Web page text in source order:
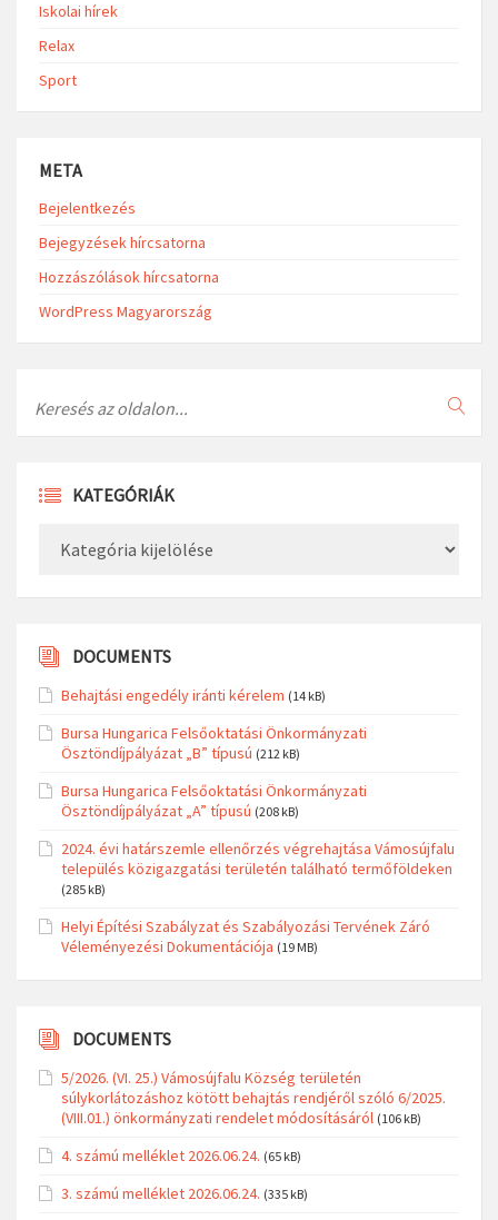
Iskolai hírek
Relax
Sport
META
Bejelentkezés
Bejegyzések hírcsatorna
Hozzászólások hírcsatorna
WordPress Magyarország
KATEGÓRIÁK
DOCUMENTS
Behajtási engedély iránti kérelem (14 kB)
Bursa Hungarica Felsőoktatási Önkormányzati
Ösztöndíjpályázat „B” típusú (212 kB)
Bursa Hungarica Felsőoktatási Önkormányzati
Ösztöndíjpályázat „A” típusú (208 kB)
2024. évi határszemle ellenőrzés végrehajtása Vámosújfalu
település közigazgatási területén található termőföldeken
(285 kB)
Helyi Építési Szabályzat és Szabályozási Tervének Záró
Véleményezési Dokumentációja (19 MB)
DOCUMENTS
5/2026. (VI. 25.) Vámosújfalu Község területén
súlykorlátozáshoz kötött behajtás rendjéről szóló 6/2025.
(VIII.01.) önkormányzati rendelet módosításáról (106 kB)
4. számú melléklet 2026.06.24. (65 kB)
3. számú melléklet 2026.06.24. (335 kB)